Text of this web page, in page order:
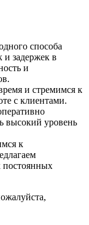
способа
и задержек в
и
и стремимся к
с клиентами.
высокий уровень
к
постоянных